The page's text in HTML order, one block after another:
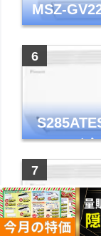
MSZ-
アコン GV
シリーズ
コ